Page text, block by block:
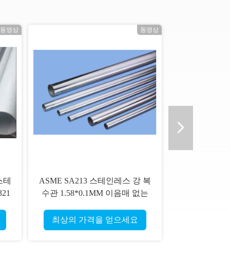
동영상 동영상
ASME SA213 스테인레스 강 복
수관 1.58*0.1MM 이음매 없는
최상의 가격을 얻으세요